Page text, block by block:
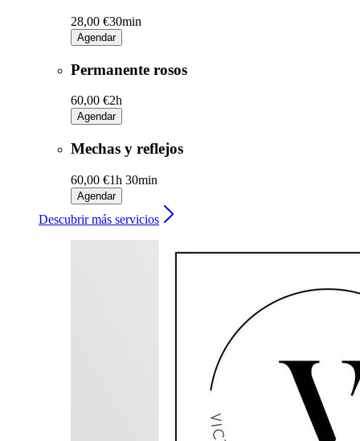
28,00 €30min
Agendar
Permanente rosos
60,00 €2h
Agendar
Mechas y reflejos
60,00 €1h 30min
Agendar
Descubrir más servicios